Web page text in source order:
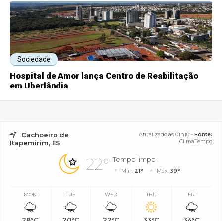
Sociedade
Hospital de Amor lança Centro de Reabilitação
em Uberlândia
Cachoeiro de
Itapemirim, ES
Atualizado às 01h10 - Fonte:
ClimaTempo
22° Tempo limpo
Mín. 21° Máx. 39°
MON TUE WED THU FRI